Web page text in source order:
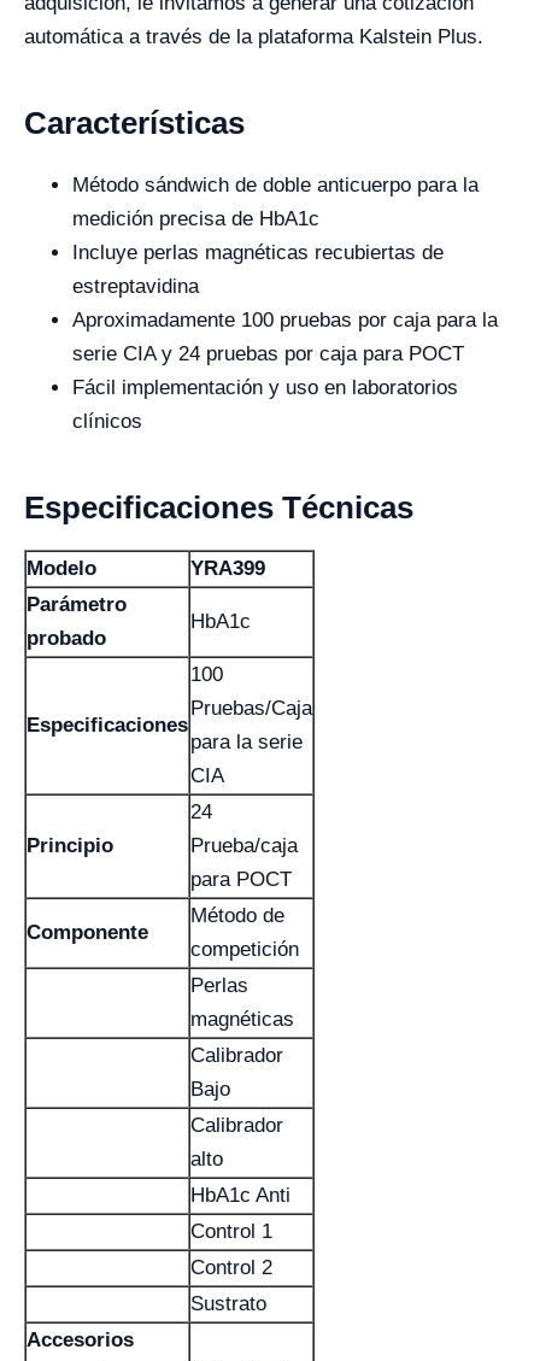
automática a través de la plataforma Kalstein Plus.
Características
Método sándwich de doble anticuerpo para la
medición precisa de HbA1c
Incluye perlas magnéticas recubiertas de
estreptavidina
Aproximadamente 100 pruebas por caja para la
serie CIA y 24 pruebas por caja para POCT
Fácil implementación y uso en laboratorios
clínicos
Especificaciones Técnicas
Modelo
YRA399
Parámetro
probado
HbA1c
Especificaciones
100
Pruebas/Caja
para la serie
CIA
Principio
24
Prueba/caja
para POCT
Componente
Método de
competición
Perlas
magnéticas
Calibrador
Bajo
Calibrador
alto
HbA1c Anti
Control 1
Control 2
Sustrato
Accesorios